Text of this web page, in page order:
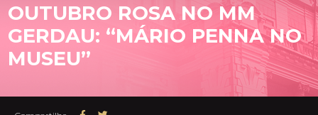
OUTUBRO ROSA NO MM
GERDAU: “MÁRIO PENNA NO
MUSEU”